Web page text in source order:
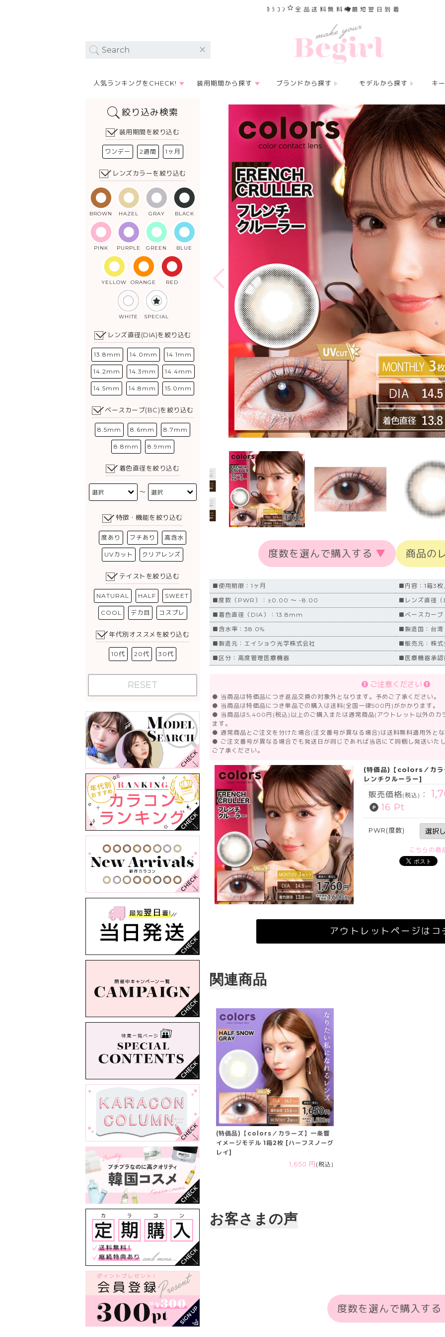
ｶﾗｺﾝ 全品送料無料 最短翌日到着
人気ランキングをCHECK! 装用期間から探す ブランドから探す モデルから探す キ
絞り込み検索
装用期間を絞り込む
ワンデー 2週間 1ヶ月
レンズカラーを絞り込む
BROWN HAZEL GRAY BLACK
PINK PURPLE GREEN BLUE
YELLOW ORANGE RED
WHITE SPECIAL
レンズ直径(DIA)を絞り込む
13.8mm 14.0mm 14.1mm
14.2mm 14.3mm 14.4mm
14.5mm 14.8mm 15.0mm
ベースカーブ(BC)を絞り込む
8.5mm 8.6mm 8.7mm
8.8mm 8.9mm
着色直径を絞り込む
〜
特徴・機能を絞り込む
度あり フチあり 高含水
UVカット クリアレンズ
テイストを絞り込む
NATURAL HALF SWEET
COOL デカ目 コスプレ
年代別オススメを絞り込む
10代 20代 30代
RESET
度数を選んで購入する ▼ 商品の
■使用期限：1ヶ月
■内容：1箱3枚
■度数（PWR）：±0.00 ～ -8.00
■レンズ直径
■着色直径（DIA）：13.8mm
■ベースカー
■含水率：38.0%
■製造国：台湾
■製造元：エイショウ光学株式会社
■販売元：株
■区分：高度管理医療機器
■医療機器承
ご注意ください
● 当商品は特価品につき返品交換の対象外となります。予めご了承ください。
● 当商品は特価品につき単品での購入は送料(全国一律500円)がかかります。
● 当商品は5,400円(税込)以上のご購入または通常商品(アウトレット以外のカ
ます。
● 通常商品とご注文を分けた場合(注文番号が異なる場合)は送料無料適用外と
● ご注文番号が異なる場合でも発送日が同じであれば当店にて同梱し発送いた
ご了承ください。
(特価品)【colors／カラ
レンチクルーラー]
販売価格(税込) ：
16 Pt
PWR(度数)
こちらの商
アウトレットページはコ
関連商品
(特価品)【colors／カラーズ】一条響
イメージモデル 1箱2枚 [ハーフスノーグ
レイ]
1,650 円 (税込)
お客さまの声
度数を選んで購入する